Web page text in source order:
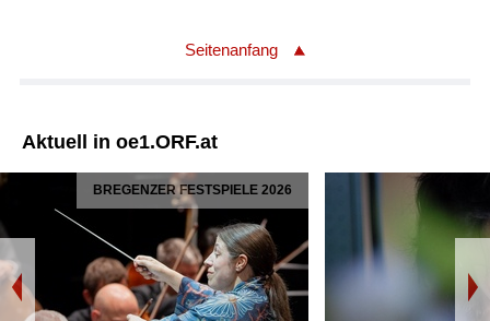
Seitenanfang
Aktuell in oe1.ORF.at
BREGENZER FESTSPIELE 2026